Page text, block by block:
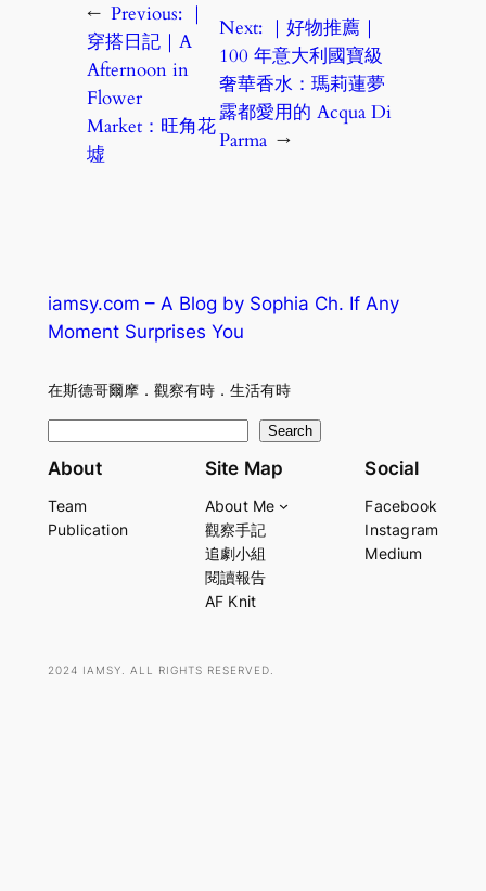
← Previous: ｜
穿搭日記｜A
Afternoon in
Flower
Market：旺角花
墟
Next: ｜好物推薦｜
100 年意大利國寶級
奢華香水：瑪莉蓮夢
露都愛用的 Acqua Di
Parma →
iamsy.com – A Blog by Sophia Ch. If Any
Moment Surprises You
在斯德哥爾摩．觀察有時．生活有時
e
r
Search
About
Team
Publication
Site Map
About Me
觀察手記
追劇小組
閱讀報告
AF Knit
Social
Facebook
Instagram
Medium
2024 IAMSY. ALL RIGHTS RESERVED.